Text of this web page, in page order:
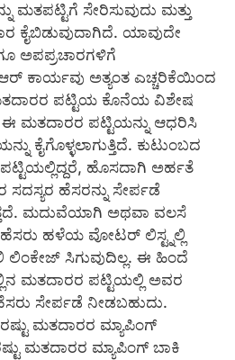
ಮತಪಟ್ಟಿಗೆ ಸೇರಿಸುವುದು ಮತ್ತು
ಕೈಬಿಡುವುದಾಗಿದೆ. ಯಾವುದೇ
ಅಪಪ್ರಚಾರಗಳಿಗೆ
ಕಾರ್ಯವು ಅತ್ಯಂತ ಎಚ್ಚರಿಕೆಯಿಂದ
ಪಟ್ಟಿಯ ಕೊನೆಯ ವಿಶೇಷ
ಮತದಾರರ ಪಟ್ಟಿಯನ್ನು ಆಧರಿಸಿ
ಕೈಗೊಳ್ಳಲಾಗುತ್ತಿದೆ. ಕುಟುಂಬದ
ಹೊಸದಾಗಿ ಅರ್ಹತೆ
ಹೆಸರನ್ನು ಸೇರ್ಪಡೆ
ಮದುವೆಯಾಗಿ ಅಥವಾ ವಲಸೆ
ಹಳೆಯ ವೋಟರ್ ಲಿಸ್ಟ್ನಲ್ಲಿ
ಲಿಂಕೇಜ್ ಸಿಗುವುದಿಲ್ಲ. ಈ ಹಿಂದೆ
ಮತದಾರರ ಪಟ್ಟಿಯಲ್ಲಿ ಅವರ
ಸೇರ್ಪಡೆ ನೀಡಬಹುದು.
ಮತದಾರರ ಮ್ಯಾಪಿಂಗ್
ಮತದಾರರ ಮ್ಯಾಪಿಂಗ್ ಬಾಕಿ